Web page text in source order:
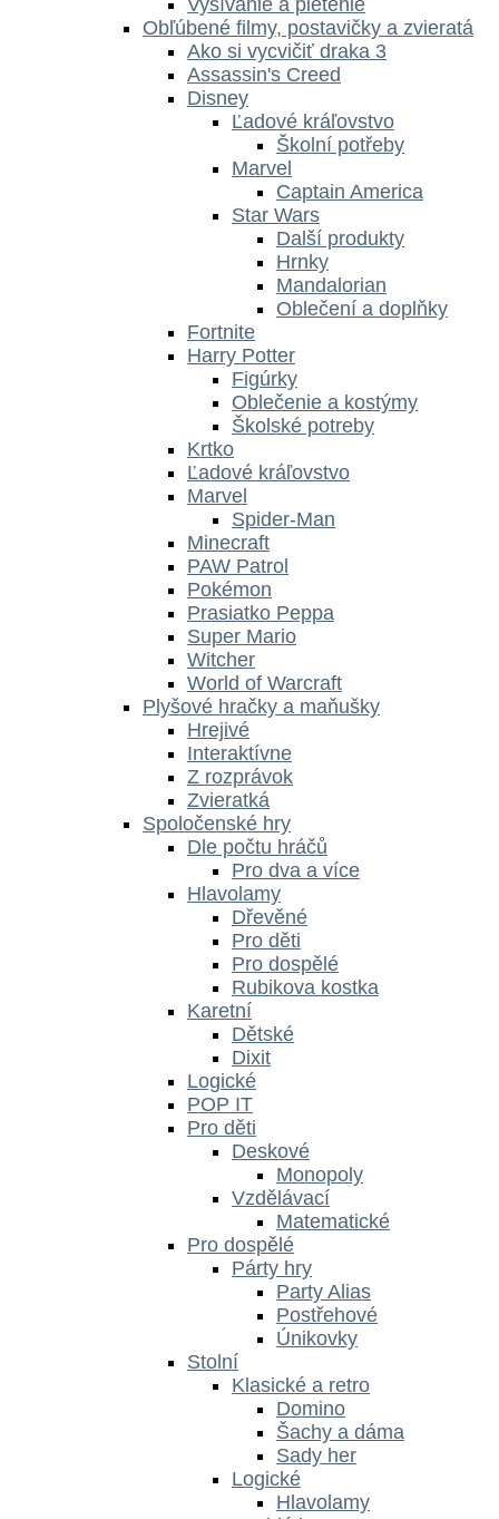
Obľúbené filmy, postavičky a zvieratá
Ako si vycvičiť draka 3
Assassin's Creed
Disney
Ľadové kráľovstvo
Školní potřeby
Marvel
Captain America
Star Wars
Další produkty
Hrnky
Mandalorian
Oblečení a doplňky
Fortnite
Harry Potter
Figúrky
Oblečenie a kostýmy
Školské potreby
Krtko
Ľadové kráľovstvo
Marvel
Spider-Man
Minecraft
PAW Patrol
Pokémon
Prasiatko Peppa
Super Mario
Witcher
World of Warcraft
Plyšové hračky a maňušky
Hrejivé
Interaktívne
Z rozprávok
Zvieratká
Spoločenské hry
Dle počtu hráčů
Pro dva a více
Hlavolamy
Dřevěné
Pro děti
Pro dospělé
Rubikova kostka
Karetní
Dětské
Dixit
Logické
POP IT
Pro děti
Deskové
Monopoly
Vzdělávací
Matematické
Pro dospělé
Párty hry
Party Alias
Postřehové
Únikovky
Stolní
Klasické a retro
Domino
Šachy a dáma
Sady her
Logické
Hlavolamy